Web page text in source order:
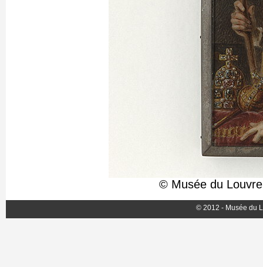
© Musée du
© 2012 - Musée du